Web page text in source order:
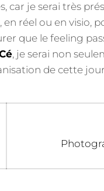
car je serai très
réel ou en visio,
que le feeling
, je serai non
de cette
Next